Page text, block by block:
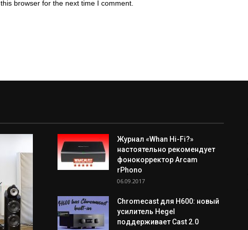
browser for the next time I comment.
Журнал «Whan Hi-Fi?»
настоятельно рекомендует
фонокорректор Arcam
rPhono
06.09.2017
Chromecast для H600: новый
усилитель Hegel
поддерживает Cast 2.0